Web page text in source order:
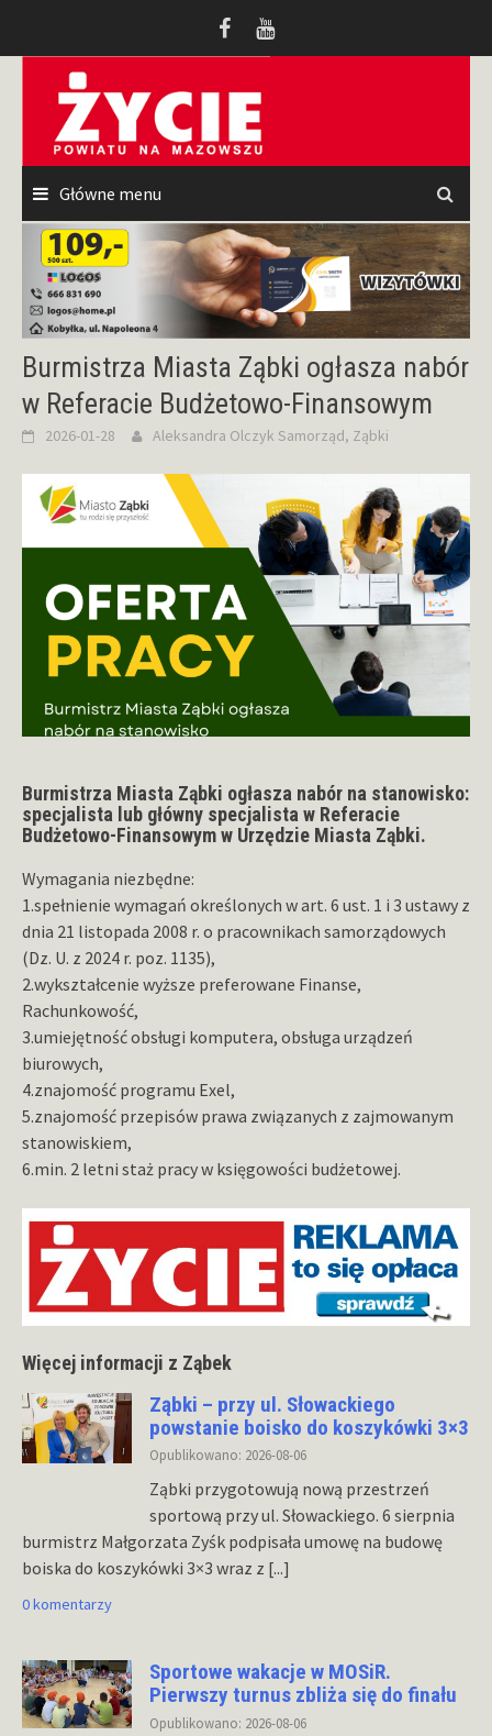
Główne menu
Burmistrza Miasta Ząbki ogłasza nabór
w Referacie Budżetowo-Finansowym
2026-01-28 Aleksandra Olczyk Samorząd, Ząbki
Burmistrza Miasta Ząbki ogłasza nabór na stanowisko:
specjalista lub główny specjalista w Referacie
Budżetowo-Finansowym w Urzędzie Miasta Ząbki.
Wymagania niezbędne:
1.spełnienie wymagań określonych w art. 6 ust. 1 i 3 ustawy z
dnia 21 listopada 2008 r. o pracownikach samorządowych
(Dz. U. z 2024 r. poz. 1135),
2.wykształcenie wyższe preferowane Finanse,
Rachunkowość,
3.umiejętność obsługi komputera, obsługa urządzeń
biurowych,
4.znajomość programu Exel,
5.znajomość przepisów prawa związanych z zajmowanym
stanowiskiem,
6.min. 2 letni staż pracy w księgowości budżetowej.
Więcej informacji z Ząbek
Ząbki – przy ul. Słowackiego
powstanie boisko do koszykówki 3×3
Opublikowano: 2026-08-06
Ząbki przygotowują nową przestrzeń
sportową przy ul. Słowackiego. 6 sierpnia
burmistrz Małgorzata Zyśk podpisała umowę na budowę
boiska do koszykówki 3×3 wraz z [...]
0 komentarzy
Sportowe wakacje w MOSiR.
Pierwszy turnus zbliża się do finału
Opublikowano: 2026-08-06